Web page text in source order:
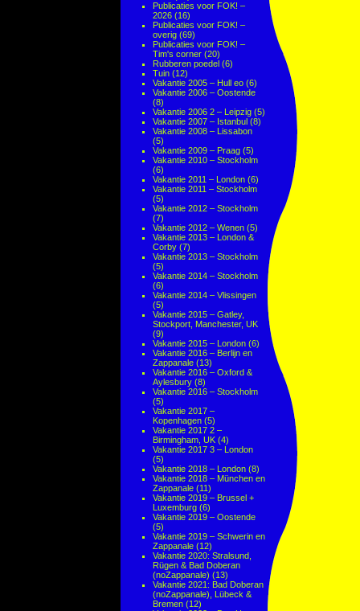
Publicaties voor FOK! –
2026 (16)
Publicaties voor FOK! –
overig (69)
Publicaties voor FOK! –
Tim's corner (20)
Rubberen poedel (6)
Tuin (12)
Vakantie 2005 – Hull eo (6)
Vakantie 2006 – Oostende
(8)
Vakantie 2006 2 – Leipzig (5)
Vakantie 2007 – Istanbul (8)
Vakantie 2008 – Lissabon
(5)
Vakantie 2009 – Praag (5)
Vakantie 2010 – Stockholm
(6)
Vakantie 2011 – London (6)
Vakantie 2011 – Stockholm
(5)
Vakantie 2012 – Stockholm
(7)
Vakantie 2012 – Wenen (5)
Vakantie 2013 – London &
Corby (7)
Vakantie 2013 – Stockholm
(5)
Vakantie 2014 – Stockholm
(6)
Vakantie 2014 – Vlissingen
(5)
Vakantie 2015 – Gatley,
Stockport, Manchester, UK
(9)
Vakantie 2015 – London (6)
Vakantie 2016 – Berlijn en
Zappanale (13)
Vakantie 2016 – Oxford &
Aylesbury (8)
Vakantie 2016 – Stockholm
(5)
Vakantie 2017 –
Kopenhagen (5)
Vakantie 2017 2 –
Birmingham, UK (4)
Vakantie 2017 3 – London
(5)
Vakantie 2018 – London (8)
Vakantie 2018 – München en
Zappanale (11)
Vakantie 2019 – Brussel +
Luxemburg (6)
Vakantie 2019 – Oostende
(5)
Vakantie 2019 – Schwerin en
Zappanale (12)
Vakantie 2020: Stralsund,
Rügen & Bad Doberan
(noZappanale) (13)
Vakantie 2021: Bad Doberan
(noZappanale), Lübeck &
Bremen (12)